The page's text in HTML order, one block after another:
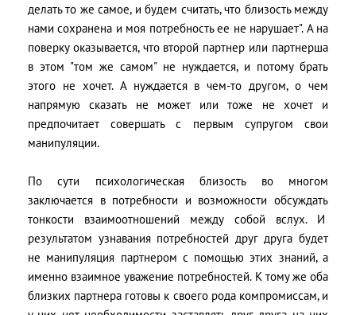
делать то же самое, и будем считать, что близость между
нами сохранена и моя потребность ее не нарушает". А на
поверку оказывается, что второй партнер или партнерша
в этом "том же самом" не нуждается, и потому брать
этого не хочет. А нуждается в чем-то другом, о чем
напрямую сказать не может или тоже не хочет и
предпочитает совершать с первым супругом свои
манипуляции.
По сути психологическая близость во многом
заключается в потребности и возможности обсуждать
тонкости взаимоотношений между собой вслух. И
результатом узнавания потребностей друг друга будет
не манипуляция партнером с помощью этих знаний, а
именно взаимное уважение потребностей. К тому же оба
близких партнера готовы к своего рода компромиссам, и